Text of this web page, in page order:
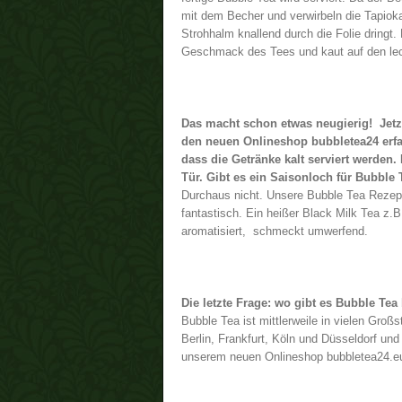
mit dem Becher und verwirbeln die
Strohhalm knallend durch die Folie
Geschmack des Tees und kaut auf den
Das macht schon etwas neugierig!
den neuen Onlineshop bubbletea24
dass die Getränke kalt serviert
Tür. Gibt es ein Saisonloch für Bubble
Durchaus nicht. Unsere Bubble Tea
fantastisch. Ein heißer Black Milk Tea
aromatisiert, schmeckt umwerfend.
Die letzte Frage: wo gibt es Bubble
Bubble Tea ist mittlerweile in vielen
Berlin, Frankfurt, Köln und Düsseldorf
unserem neuen Onlineshop